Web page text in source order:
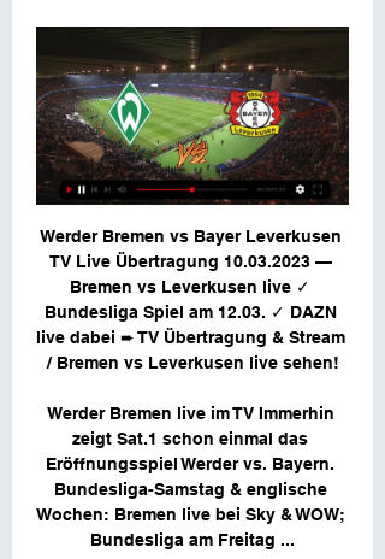
Werder Bremen vs Bayer Leverkusen
TV Live Übertragung 10.03.2023 —
Bremen vs Leverkusen live ✓
Bundesliga Spiel am 12.03. ✓ DAZN
live dabei ➨ TV Übertragung & Stream
/ Bremen vs Leverkusen live sehen!
Werder Bremen live im TV Immerhin
zeigt Sat.1 schon einmal das
Eröffnungsspiel Werder vs. Bayern.
Bundesliga-Samstag & englische
Wochen: Bremen live bei Sky & WOW;
Bundesliga am Freitag ...